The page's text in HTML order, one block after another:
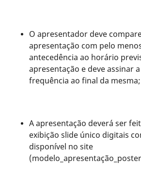
O apresentador deve
apresentação com pelo
antecedência ao horário
apresentação e deve assinar
frequência ao final da mesma;
A apresentação deverá ser
exibição slide único digitais
disponível no site